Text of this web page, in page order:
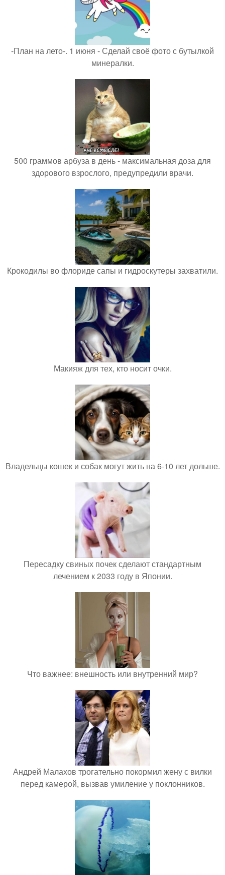
-План на лето-. 1 июня - Сделай своё фото с бутылкой
минералки.
500 граммов арбуза в день - максимальная доза для
здорового взрослого, предупредили врачи.
Крокодилы во флориде сапы и гидроскутеры захватили.
Макияж для тех, кто носит очки.
Владельцы кошек и собак могут жить на 6-10 лет дольше.
Пересадку свиных почек сделают стандартным
лечением к 2033 году в Японии.
Что важнее: внешность или внутренний мир?
Андрей Малахов трогательно покормил жену с вилки
перед камерой, вызвав умиление у поклонников.